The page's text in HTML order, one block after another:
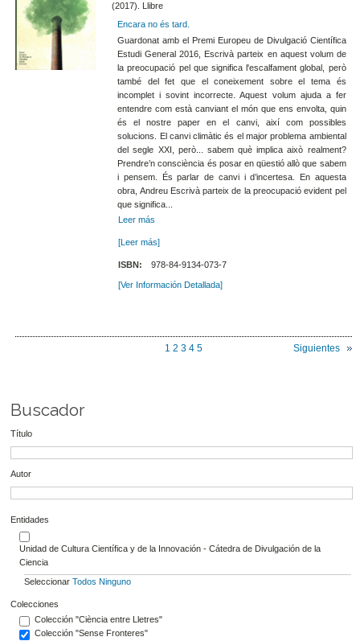
(2017). Llibre
Encara no és tard.
Guardonat amb el Premi Europeu de Divulgació Científica
Estudi General 2016, Escrivà parteix en aquest volum de
la preocupació pel que significa l'escalfament global, però
també del fet que el coneixement sobre el tema és
incomplet i sovint incorrecte. Aquest volum ajuda a fer
entendre com està canviant el món que ens envolta, quin
és el nostre paper en el canvi, així com possibles
solucions. El canvi climàtic és el major problema ambiental
del segle XXI, però... sabem què implica això realment?
Prendre’n consciència és posar en qüestió allò que sabem
i pensem. És parlar de canvi i d’incertesa. En aquesta
obra, Andreu Escrivà parteix de la preocupació evident pel
que significa...
Leer más
[Leer más]
ISBN: 978-84-9134-073-7
[Ver Información Detallada]
Siguientes
1 2 3 4 5
Buscador
Título
Autor
Entidades
Unidad de Cultura Científica y de la Innovación - Cátedra de Divulgación de la
Ciencia
Seleccionar Todos Ninguno
Colecciones
Colección "Ciència entre Lletres"
Colección "Sense Fronteres"